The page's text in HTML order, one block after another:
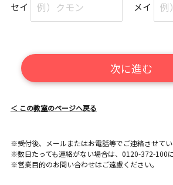
セイ メイ
次に進む
＜ この教室のページへ戻る
※受付後、メールまたはお電話等でご連絡させてい
※数日たっても連絡がない場合は、0120-372-100
※営業目的のお問い合わせはご遠慮ください。